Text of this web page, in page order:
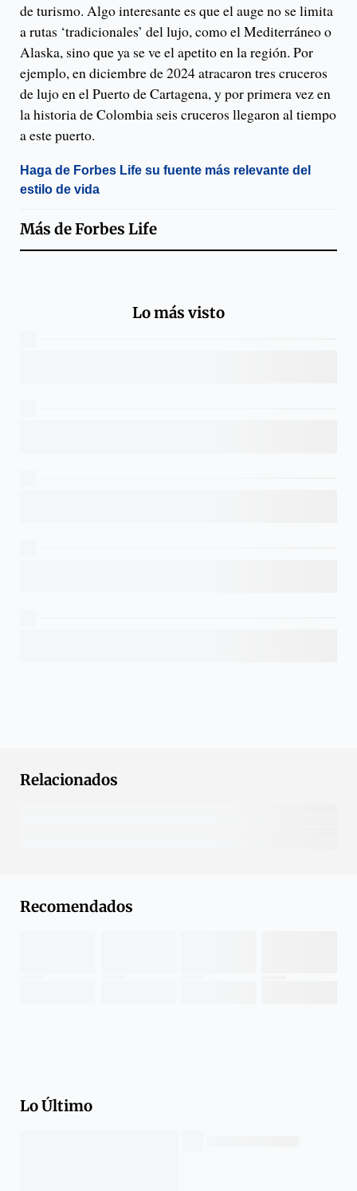
de turismo. Algo interesante es que el auge no se limita
a rutas ‘tradicionales’ del lujo, como el Mediterráneo o
Alaska, sino que ya se ve el apetito en la región. Por
ejemplo, en diciembre de 2024 atracaron tres cruceros
de lujo en el Puerto de Cartagena, y por primera vez en
la historia de Colombia seis cruceros llegaron al tiempo
a este puerto.
Haga de Forbes Life su fuente más relevante del
estilo de vida
Más deForbes Life
Lo más visto
Relacionados
Recomendados
Lo Último